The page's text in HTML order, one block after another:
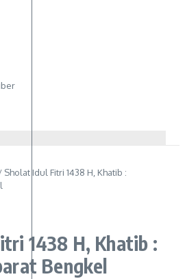
Sholat Idul Fitri 1438 H, Khatib :
1438 H, Khatib :
Bengkel